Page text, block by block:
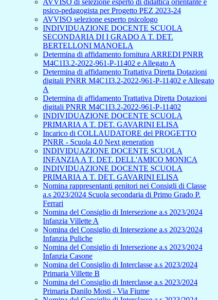
AVVISO di selezione esperto di didattica orientante e
psico-pedagogista per Progetto PEZ 2023-24
AVVISO selezione esperto psicologo
INDIVIDUAZIONE DOCENTE SCUOLA
SECONDARIA DI I GRADO A T. DET.
BERTELLONI MANOELA
Determina di affidamento fornitura ARREDI PNRR
M4C1I3.2-2022-961-P-11402 e Allegato A
Determina di affidamento Trattativa Diretta Dotazioni
digitali PNRR M4C1I3.2-2022-961-P-11402 e Allegato
A
Determina di affidamento Trattativa Diretta Dotazioni
digitali PNRR M4C1I3.2-2022-961-P-11402
INDIVIDUAZIONE DOCENTE SCUOLA
PRIMARIA A T. DET. GAVARINI ELISA
Incarico di COLLAUDATORE del PROGETTO
PNRR - Scuola 4.0 Next generation
INDIVIDUAZIONE DOCENTE SCUOLA
INFANZIA A T. DET. DELL'AMICO MONICA
INDIVIDUAZIONE DOCENTE SCUOLA
PRIMARIA A T. DET. GAVARINI ELISA
Nomina rappresentanti genitori nei Consigli di Classe
a.s 2023/2024 Scuola secondaria di Primo Grado P.
Ferrari
Nomina del Consiglio di Intersezione a.s 2023/2024
Infanzia Villette A
Nomina del Consiglio di Intersezione a.s 2023/2024
Infanzia Puliche
Nomina del Consiglio di Intersezione a.s 2023/2024
Infanzia Casone
Nomina del Consiglio di Interclasse a.s 2023/2024
Primaria Villette B
Nomina del Consiglio di Interclasse a.s 2023/2024
Primaria Danilo Mosti - Via Fiume